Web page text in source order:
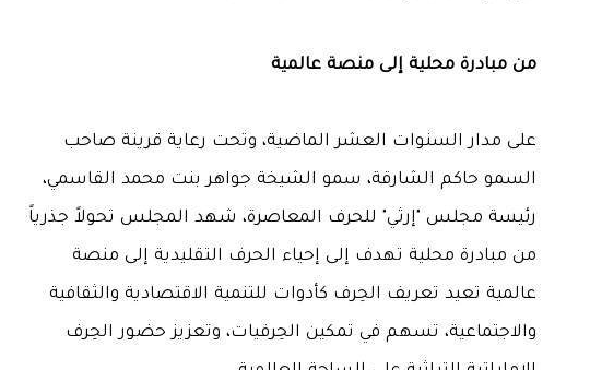
من مبادرة محلية إلى منصة عالمية
على مدار السنوات العشر الماضية، وتحت رعاية قرينة صاحب
السمو حاكم الشارقة، سمو الشيخة جواهر بنت محمد القاسمي،
رئيسة مجلس "إرثي" للحرف المعاصرة، شهد المجلس تحولاً جذرياً
من مبادرة محلية تهدف إلى إحياء الحرف التقليدية إلى منصة
عالمية تعيد تعريف الحِرف كأدوات للتنمية الاقتصادية والثقافية
والاجتماعية، تسهم في تمكين الحِرفيات، وتعزيز حضور الحِرف